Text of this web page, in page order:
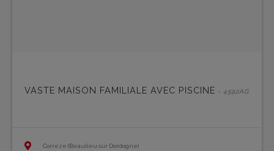
VASTE MAISON FAMILIALE AVEC PISCINE - 4592AG
Corrèze (Beaulieu sur Dordogne)